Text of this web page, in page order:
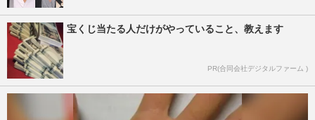
宝くじ当たる人だけがやっていること、教えます
PR(合同会社デジタルファーム )